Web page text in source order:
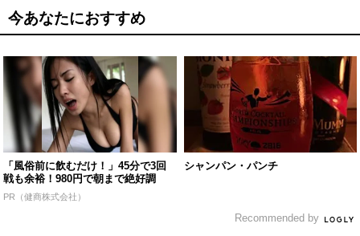
今あなたにおすすめ
「風俗前に飲むだけ！」45分で3回
戦も余裕！980円で朝まで絶好調
PR（健商株式会社）
シャンパン・パンチ
Recommended by